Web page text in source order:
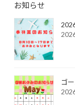
お知らせ
ゴ